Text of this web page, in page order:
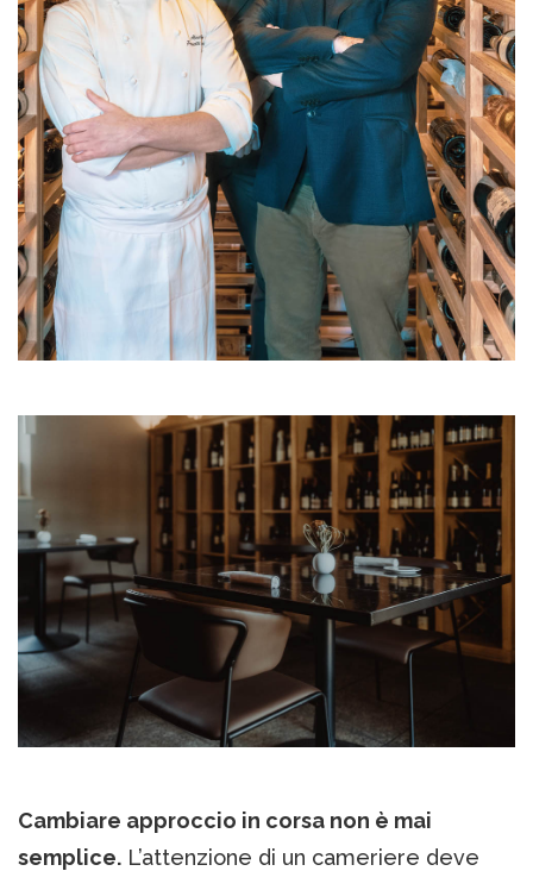
Cambiare approccio in corsa non è mai
semplice. L’attenzione di un cameriere deve